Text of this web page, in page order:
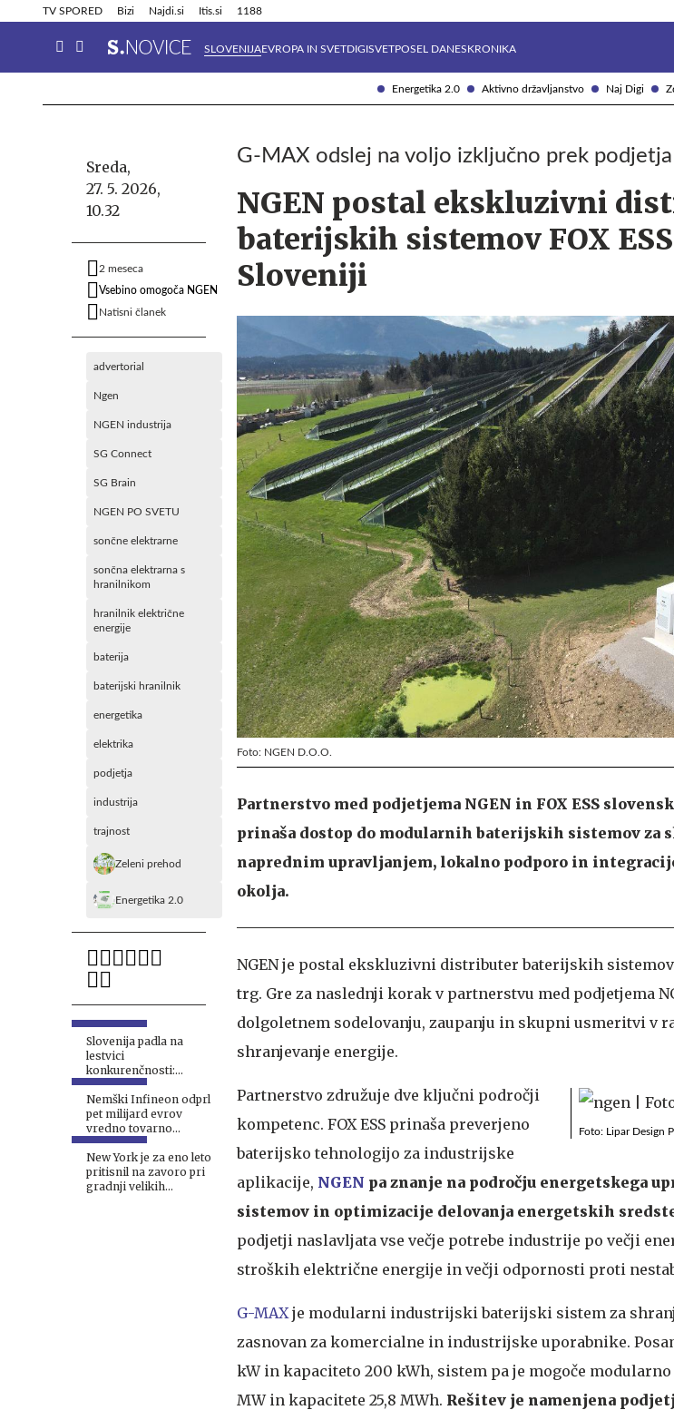
Energetika 2.0 Aktivno državljanstvo Naj Digi
TV SPORED Bizi Najdi.si Itis.si 1188
SLOVENIJAEVROPA IN SVETDIGISVETPOSEL DANESKRONIKA
Info in obvestila Tehnik
Sreda,
27. 5. 2026,
10.32
2 meseca
Vsebino omogoča NGEN
Natisni članek
advertorial
Ngen
NGEN industrija
SG Connect
SG Brain
NGEN PO SVETU
sončne elektrarne
sončna elektrarna s
hranilnikom
hranilnik električne
energije
baterija
baterijski hranilnik
energetika
elektrika
podjetja
industrija
trajnost
Zeleni prehod
Energetika 2.0
Slovenija padla na
lestvici
konkurenčnosti:
gospodarstvo
opozarja, da zmanjkuje
časa
Nemški Infineon odprl
pet milijard evrov
vredno tovarno
računalniških čipov
New York je za eno leto
pritisnil na zavoro pri
gradnji velikih
G-MAX odslej na voljo izključno prek
NGEN postal ekskluzivni
baterijskih sistemov FOX
Sloveniji
Foto: NGEN D.O.O.
Partnerstvo med podjetjema NGEN in FOX ESS
prinaša dostop do modularnih baterijskih sistemov za
naprednim upravljanjem, lokalno podporo in
okolja.
NGEN je postal ekskluzivni distributer baterijskih sistemov
trg. Gre za naslednji korak v partnerstvu med podjetjema
dolgoletnem sodelovanju, zaupanju in skupni usmeritvi v
shranjevanje energije.
Foto: Lipar Design
Partnerstvo združuje dve ključni področji
kompetenc. FOX ESS prinaša preverjeno
baterijsko tehnologijo za industrijske
aplikacije, NGEN pa znanje na področju energetskega
sistemov in optimizacije delovanja energetskih
podjetji naslavljata vse večje potrebe industrije po večji
stroških električne energije in večji odpornosti proti
G-MAX je modularni industrijski baterijski sistem za
zasnovan za komercialne in industrijske uporabnike.
kW in kapaciteto 200 kWh, sistem pa je mogoče
MW in kapacitete 25,8 MWh. Rešitev je namenjena